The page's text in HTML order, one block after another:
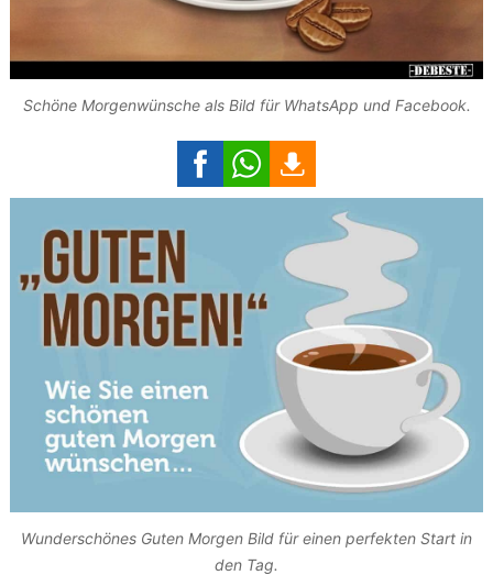
Schöne Morgenwünsche als Bild für WhatsApp und Facebook.
Wunderschönes Guten Morgen Bild für einen perfekten Start in
den Tag.